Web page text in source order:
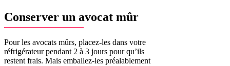
Conserver un avocat mûr
Pour les avocats mûrs, placez-les dans votre
réfrigérateur pendant 2 à 3 jours pour qu’ils
restent frais. Mais emballez-les préalablement